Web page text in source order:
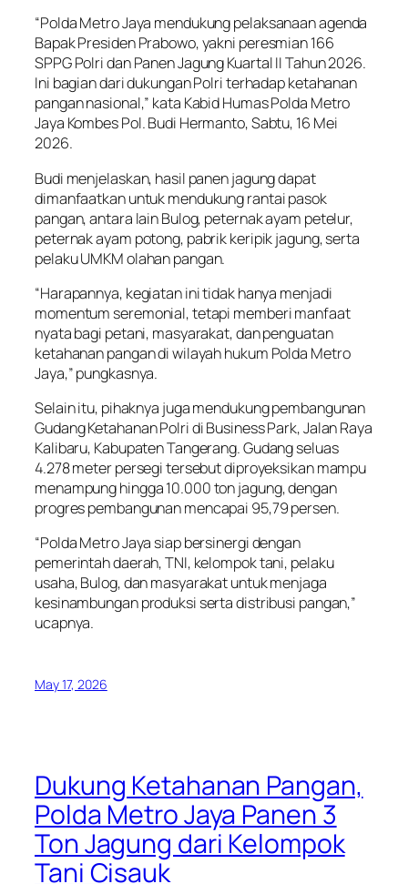
“Polda Metro Jaya mendukung pelaksanaan agenda
Bapak Presiden Prabowo, yakni peresmian 166
SPPG Polri dan Panen Jagung Kuartal II Tahun 2026.
Ini bagian dari dukungan Polri terhadap ketahanan
pangan nasional,” kata Kabid Humas Polda Metro
Jaya Kombes Pol. Budi Hermanto, Sabtu, 16 Mei
2026.
Budi menjelaskan, hasil panen jagung dapat
dimanfaatkan untuk mendukung rantai pasok
pangan, antara lain Bulog, peternak ayam petelur,
peternak ayam potong, pabrik keripik jagung, serta
pelaku UMKM olahan pangan.
“Harapannya, kegiatan ini tidak hanya menjadi
momentum seremonial, tetapi memberi manfaat
nyata bagi petani, masyarakat, dan penguatan
ketahanan pangan di wilayah hukum Polda Metro
Jaya,” pungkasnya.
Selain itu, pihaknya juga mendukung pembangunan
Gudang Ketahanan Polri di Business Park, Jalan Raya
Kalibaru, Kabupaten Tangerang. Gudang seluas
4.278 meter persegi tersebut diproyeksikan mampu
menampung hingga 10.000 ton jagung, dengan
progres pembangunan mencapai 95,79 persen.
“Polda Metro Jaya siap bersinergi dengan
pemerintah daerah, TNI, kelompok tani, pelaku
usaha, Bulog, dan masyarakat untuk menjaga
kesinambungan produksi serta distribusi pangan,”
ucapnya.
May 17, 2026
Dukung Ketahanan Pangan,
Polda Metro Jaya Panen 3
Ton Jagung dari Kelompok
Tani Cisauk